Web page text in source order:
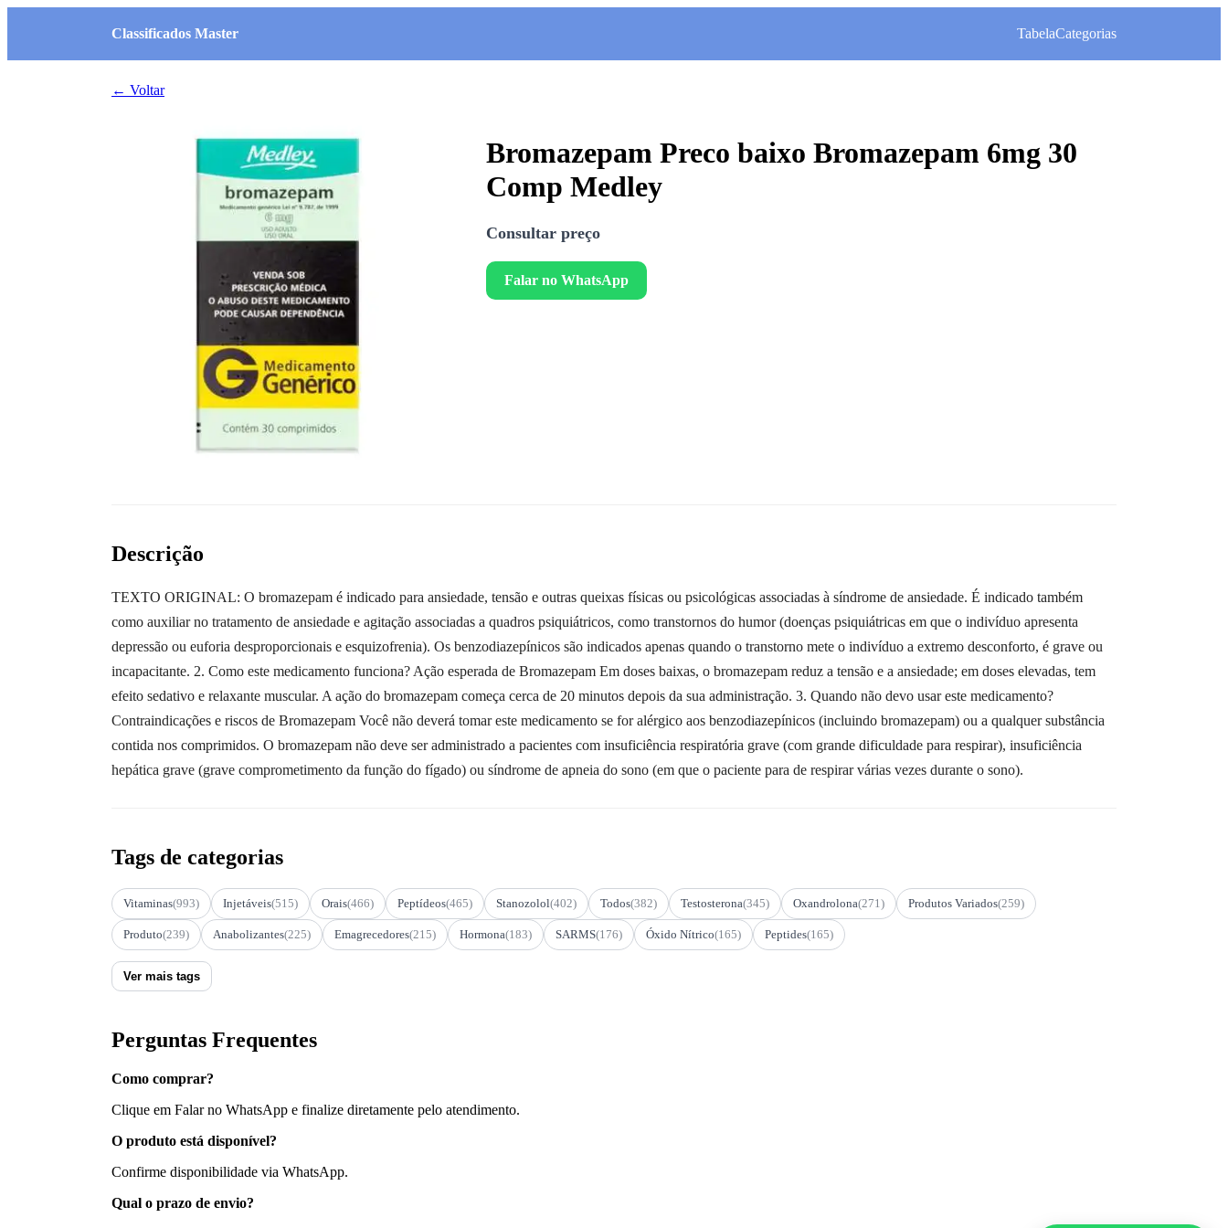
Classificados Master TabelaCategorias
← Voltar
Bromazepam Preco baixo Bromazepam 6mg 30
Comp Medley
Consultar preço
Falar no WhatsApp
Descrição
TEXTO ORIGINAL: O bromazepam é indicado para ansiedade, tensão e outras queixas físicas ou psicológicas associadas à síndrome de ansiedade. É indicado também
como auxiliar no tratamento de ansiedade e agitação associadas a quadros psiquiátricos, como transtornos do humor (doenças psiquiátricas em que o indivíduo apresenta
depressão ou euforia desproporcionais e esquizofrenia). Os benzodiazepínicos são indicados apenas quando o transtorno mete o indivíduo a extremo desconforto, é grave ou
incapacitante. 2. Como este medicamento funciona? Ação esperada de Bromazepam Em doses baixas, o bromazepam reduz a tensão e a ansiedade; em doses elevadas, tem
efeito sedativo e relaxante muscular. A ação do bromazepam começa cerca de 20 minutos depois da sua administração. 3. Quando não devo usar este medicamento?
Contraindicações e riscos de Bromazepam Você não deverá tomar este medicamento se for alérgico aos benzodiazepínicos (incluindo bromazepam) ou a qualquer substância
contida nos comprimidos. O bromazepam não deve ser administrado a pacientes com insuficiência respiratória grave (com grande dificuldade para respirar), insuficiência
hepática grave (grave comprometimento da função do fígado) ou síndrome de apneia do sono (em que o paciente para de respirar várias vezes durante o sono).
Tags de categorias
Vitaminas(993) Injetáveis(515) Orais(466) Peptídeos(465) Stanozolol(402) Todos(382) Testosterona(345) Oxandrolona(271) Produtos Variados(259)
Produto(239) Anabolizantes(225) Emagrecedores(215) Hormona(183) SARMS(176) Óxido Nítrico(165) Peptides(165)
Ver mais tags
Perguntas Frequentes
Como comprar?
Clique em Falar no WhatsApp e finalize diretamente pelo atendimento.
O produto está disponível?
Confirme disponibilidade via WhatsApp.
Qual o prazo de envio?